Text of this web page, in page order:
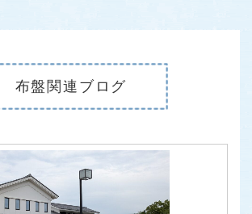
布盤関連ブログ